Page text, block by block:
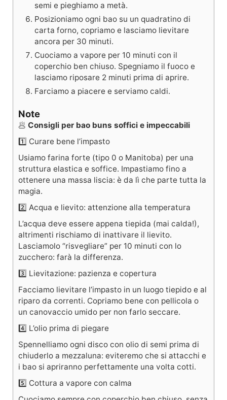
semi e pieghiamo a metà.
Posizioniamo ogni bao su un quadratino di
carta forno, copriamo e lasciamo lievitare
ancora per 30 minuti.
Cuociamo a vapore per 10 minuti con il
coperchio ben chiuso. Spegniamo il fuoco e
lasciamo riposare 2 minuti prima di aprire.
Farciamo a piacere e serviamo caldi.
Note
🥟 Consigli per bao buns soffici e impeccabili
1️⃣ Curare bene l’impasto
Usiamo farina forte (tipo 0 o Manitoba) per una
struttura elastica e soffice. Impastiamo fino a
ottenere una massa liscia: è da lì che parte tutta la
magia.
2️⃣ Acqua e lievito: attenzione alla temperatura
L’acqua deve essere appena tiepida (mai calda!),
altrimenti rischiamo di inattivare il lievito.
Lasciamolo “risvegliare” per 10 minuti con lo
zucchero: farà la differenza.
3️⃣ Lievitazione: pazienza e copertura
Facciamo lievitare l’impasto in un luogo tiepido e al
riparo da correnti. Copriamo bene con pellicola o
un canovaccio umido per non farlo seccare.
4️⃣ L’olio prima di piegare
Spennelliamo ogni disco con olio di semi prima di
chiuderlo a mezzaluna: eviteremo che si attacchi e
i bao si apriranno perfettamente una volta cotti.
5️⃣ Cottura a vapore con calma